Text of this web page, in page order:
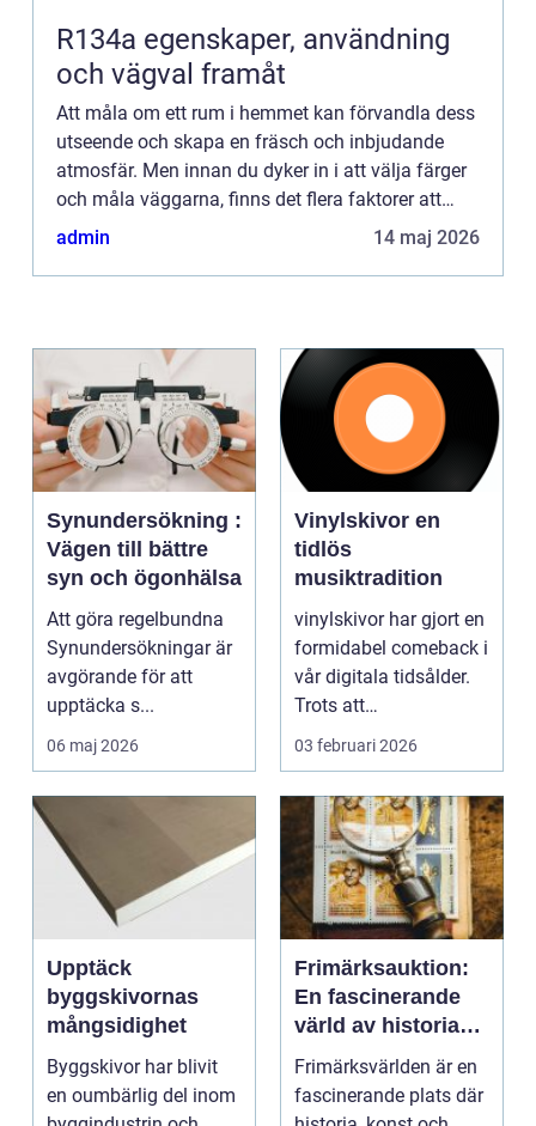
R134a egenskaper, användning
och vägval framåt
Att måla om ett rum i hemmet kan förvandla dess
utseende och skapa en fräsch och inbjudande
atmosfär. Men innan du dyker in i att välja färger
och måla väggarna, finns det flera faktorer att
överväg...
admin 14 maj 2026
Synundersökning :
Vägen till bättre
syn och ögonhälsa
Att göra regelbundna
Synundersökningar är
avgörande för att
upptäcka s...
06 maj 2026
Vinylskivor en
tidlös
musiktradition
vinylskivor har gjort en
formidabel comeback i
vår digitala tidsålder.
Trots att
musikstreaming är m...
03 februari 2026
Upptäck
byggskivornas
mångsidighet
Byggskivor har blivit
en oumbärlig del inom
Frimärksauktion:
En fascinerande
värld av historia
och samlande
Frimärksvärlden är en
fascinerande plats där